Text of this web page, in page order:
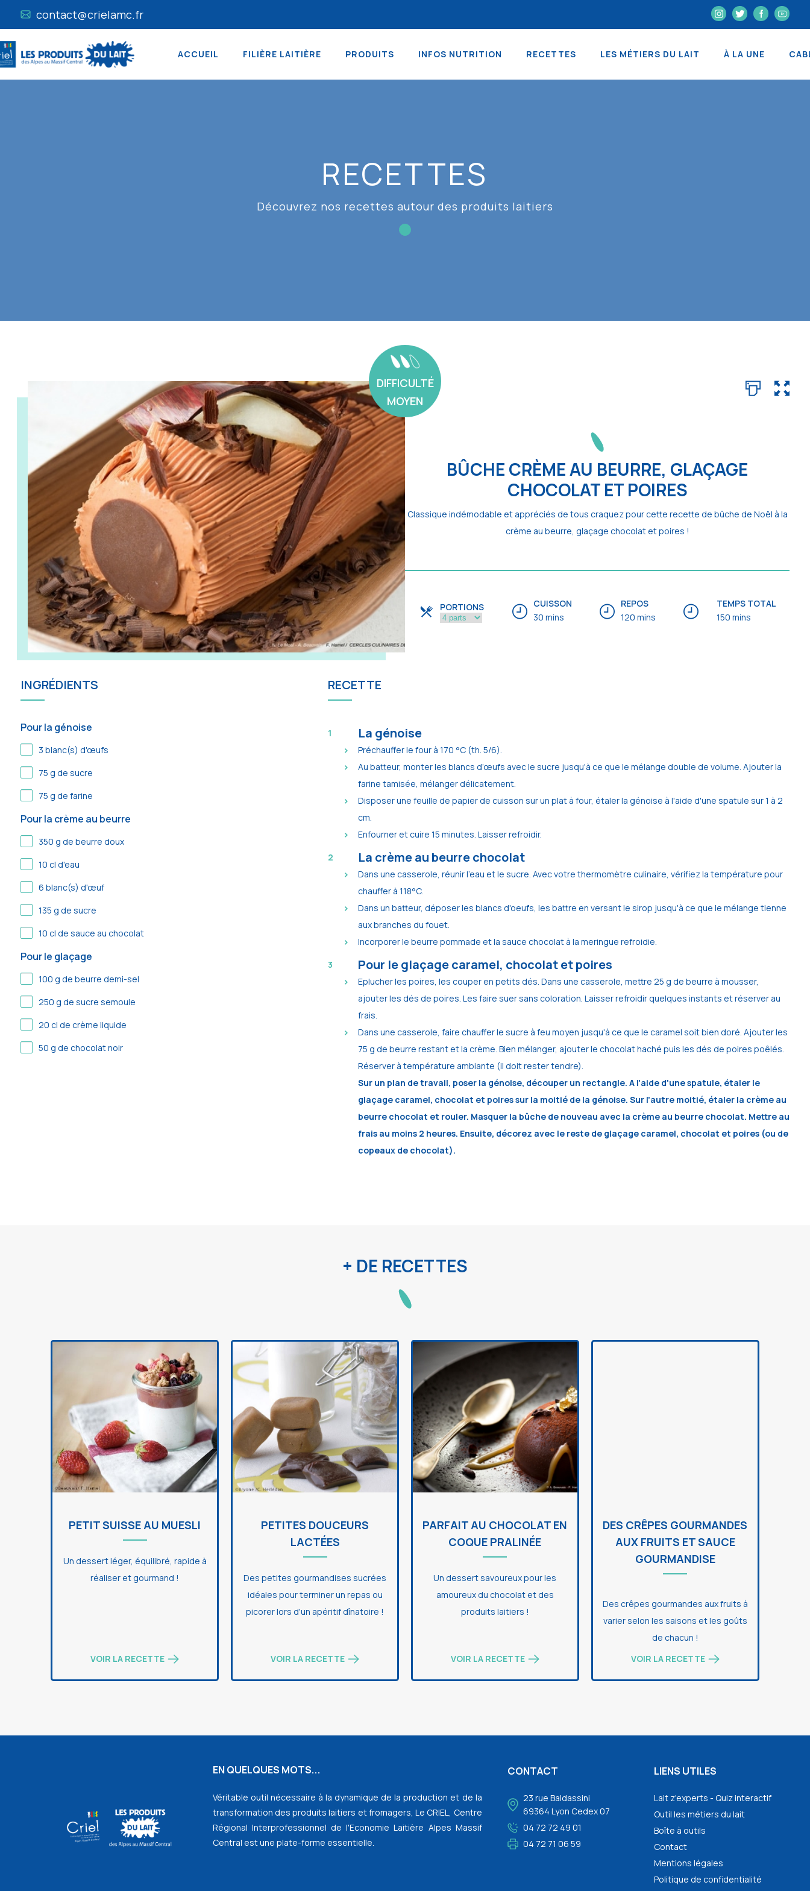
contact@crielamc.fr
ACCUEIL FILIÈRE LAITIÈRE PRODUITS INFOS NUTRITION RECETTES LES MÉTIERS DU LAIT À LA UNE
RECETTES
Découvrez nos recettes autour des produits laitiers
DIFFICULTÉ
MOYEN
BÛCHE CRÈME AU BEURRE, GLAÇAGE
CHOCOLAT ET POIRES
Classique indémodable et appréciés de tous craquez pour cette recette de bûche de Noël à la
crème au beurre, glaçage chocolat et poires !
PORTIONS
CUISSON
30 mins
REPOS
120 mins
TEMPS TOTAL
150 mins
INGRÉDIENTS
Pour la génoise
3 blanc(s) d'œufs
75 g de sucre
75 g de farine
Pour la crème au beurre
350 g de beurre doux
10 cl d'eau
6 blanc(s) d'œuf
135 g de sucre
10 cl de sauce au chocolat
Pour le glaçage
100 g de beurre demi-sel
250 g de sucre semoule
20 cl de crème liquide
50 g de chocolat noir
RECETTE
La génoise
Préchauffer le four à 170 °C (th. 5/6).
Au batteur, monter les blancs d’œufs avec le sucre jusqu'à ce que le mélange double de volume. Ajouter la
farine tamisée, mélanger délicatement.
Disposer une feuille de papier de cuisson sur un plat à four, étaler la génoise à l'aide d'une spatule sur 1 à 2
cm.
Enfourner et cuire 15 minutes. Laisser refroidir.
La crème au beurre chocolat
Dans une casserole, réunir l'eau et le sucre. Avec votre thermomètre culinaire, vérifiez la température pour
chauffer à 118°C.
Dans un batteur, déposer les blancs d'oeufs, les battre en versant le sirop jusqu'à ce que le mélange tienne
aux branches du fouet.
Incorporer le beurre pommade et la sauce chocolat à la meringue refroidie.
Pour le glaçage caramel, chocolat et poires
Eplucher les poires, les couper en petits dés. Dans une casserole, mettre 25 g de beurre à mousser,
ajouter les dés de poires. Les faire suer sans coloration. Laisser refroidir quelques instants et réserver au
frais.
Dans une casserole, faire chauffer le sucre à feu moyen jusqu'à ce que le caramel soit bien doré. Ajouter les
75 g de beurre restant et la crème. Bien mélanger, ajouter le chocolat haché puis les dés de poires poêlés.
Réserver à température ambiante (il doit rester tendre).
Sur un plan de travail, poser la génoise, découper un rectangle. A l'aide d'une spatule, étaler le
glaçage caramel, chocolat et poires sur la moitié de la génoise. Sur l'autre moitié, étaler la crème au
beurre chocolat et rouler. Masquer la bûche de nouveau avec la crème au beurre chocolat. Mettre au
frais au moins 2 heures. Ensuite, décorez avec le reste de glaçage caramel, chocolat et poires (ou de
copeaux de chocolat).
+ DE RECETTES
PETIT SUISSE AU MUESLI
Un dessert léger, équilibré, rapide à
réaliser et gourmand !
VOIR LA RECETTE
PETITES DOUCEURS
LACTÉES
Des petites gourmandises sucrées
idéales pour terminer un repas ou
picorer lors d'un apéritif dînatoire !
VOIR LA RECETTE
PARFAIT AU CHOCOLAT EN
COQUE PRALINÉE
Un dessert savoureux pour les
amoureux du chocolat et des
produits laitiers !
VOIR LA RECETTE
DES CRÊPES GOURMANDES
AUX FRUITS ET SAUCE
GOURMANDISE
Des crêpes gourmandes aux fruits à
varier selon les saisons et les goûts
de chacun !
VOIR LA RECETTE
EN QUELQUES MOTS...
Véritable outil nécessaire à la dynamique de la production et de la
transformation des produits laitiers et fromagers, Le CRIEL, Centre
Régional Interprofessionnel de l'Economie Laitière Alpes Massif
Central est une plate-forme essentielle.
CONTACT
23 rue Baldassini
69364 Lyon Cedex 07
04 72 72 49 01
04 72 71 06 59
LIENS UTILES
Lait z'experts - Quiz interactif
Outil les métiers du lait
Boîte à outils
Contact
Mentions légales
Politique de confidentialité